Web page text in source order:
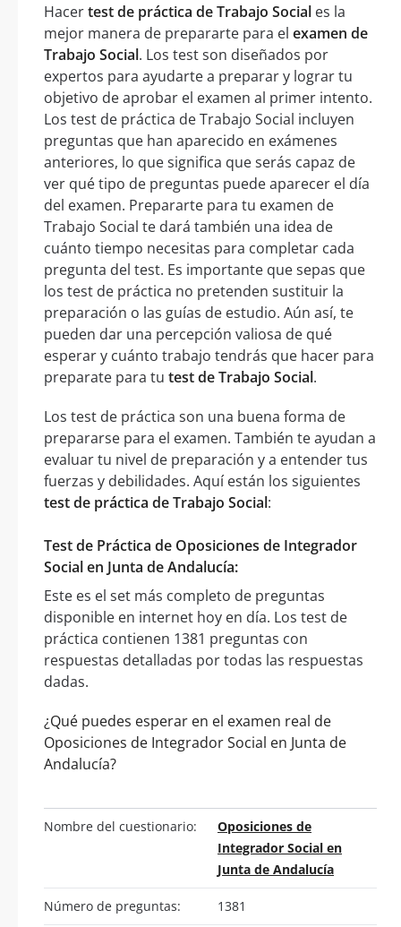
Hacertest de práctica de Trabajo Social es la
mejor manera de prepararte para el examen de
Trabajo Social. Los test son diseñados por
expertos para ayudarte a preparar y lograr tu
objetivo de aprobar el examen al primer intento.
Los test de práctica de Trabajo Social incluyen
preguntas que han aparecido en exámenes
anteriores, lo que significa que serás capaz de
ver qué tipo de preguntas puede aparecer el día
del examen. Prepararte para tu examen de
Trabajo Social te dará también una idea de
cuánto tiempo necesitas para completar cada
pregunta del test. Es importante que sepas que
los test de práctica no pretenden sustituir la
preparación o las guías de estudio. Aún así, te
pueden dar una percepción valiosa de qué
esperar y cuánto trabajo tendrás que hacer para
preparate para tu test de Trabajo Social.
Los test de práctica son una buena forma de
prepararse para el examen. También te ayudan a
evaluar tu nivel de preparación y a entender tus
fuerzas y debilidades. Aquí están los siguientes
test de práctica de Trabajo Social:
Test de Práctica de Oposiciones de Integrador
Social en Junta de Andalucía:
Este es el set más completo de preguntas
disponible en internet hoy en día. Los test de
práctica contienen 1381 preguntas con
respuestas detalladas por todas las respuestas
dadas.
¿Qué puedes esperar en el examen real de
Oposiciones de Integrador Social en Junta de
Andalucía?
Nombre del cuestionario:
Oposiciones de
Integrador Social en
Junta de Andalucía
Número de preguntas: 1381